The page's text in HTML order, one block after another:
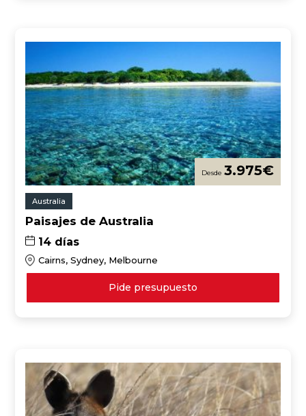
3.975€
Australia
Paisajes de Australia
14 días
Cairns, Sydney, Melbourne
Pide presupuesto